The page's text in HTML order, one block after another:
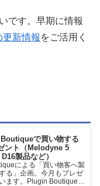
です。早期に情報
更新情報 をご活用く
で買い物する
ント（Melodyne 5
製品など）
による「買い物客へ製
る」企画。今月もプレゼ
ます。Plugin Boutiqueで